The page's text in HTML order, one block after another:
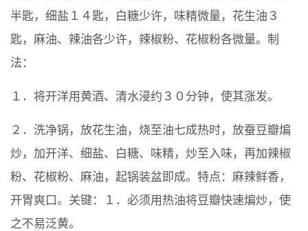
半匙，细盐１４匙，白糖少许，味精微量，花生油３
匙，麻油、辣油各少许，辣椒粉、花椒粉各微量。制
法：
１．将开洋用黄酒、清水浸约３０分钟，使其涨发。
２．洗净锅，放花生油，烧至油七成热时，放蚕豆瓣煸
炒，加开洋、细盐、白糖、味精，炒至入味，再加辣椒
粉、花椒粉、麻油，起锅装盆即成。特点：麻辣鲜香，
开胃爽口。关键：１．必须用热油将豆瓣快速煸炒，使
之不易泛黄。